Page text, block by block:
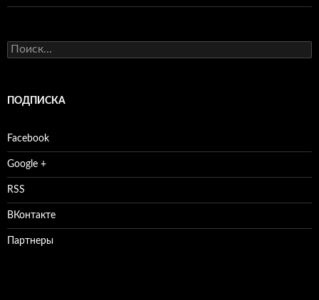
Найти:
ПОДПИСКА
Facebook
Google +
RSS
ВКонтакте
Партнеры